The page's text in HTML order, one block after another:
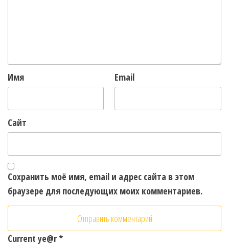
Имя Email
Сайт
Сохранить моё имя, email и адрес сайта в этом
браузере для последующих моих комментариев.
Current ye@r*